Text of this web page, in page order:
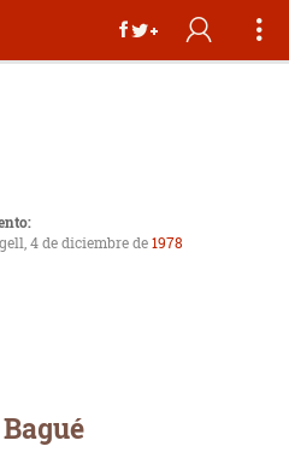
4 de diciembre de1978